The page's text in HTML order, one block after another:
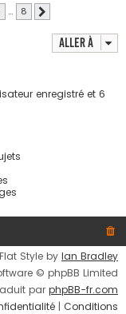
… 8
Aller à
enregistré et 6
Flat Style by Ian Bradley
© phpBB Limited
par phpBB-fr.com
| Conditions